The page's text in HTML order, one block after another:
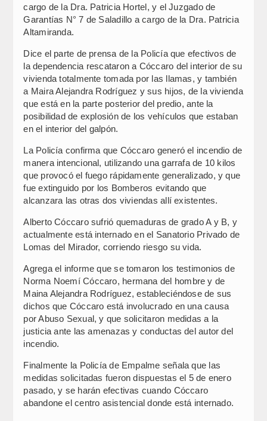
cargo de la Dra. Patricia Hortel, y el Juzgado de
Garantías N° 7 de Saladillo a cargo de la Dra. Patricia
Altamiranda.
Dice el parte de prensa de la Policía que efectivos de
la dependencia rescataron a Cóccaro del interior de su
vivienda totalmente tomada por las llamas, y también
a Maira Alejandra Rodríguez y sus hijos, de la vivienda
que está en la parte posterior del predio, ante la
posibilidad de explosión de los vehículos que estaban
en el interior del galpón.
La Policía confirma que Cóccaro generó el incendio de
manera intencional, utilizando una garrafa de 10 kilos
que provocó el fuego rápidamente generalizado, y que
fue extinguido por los Bomberos evitando que
alcanzara las otras dos viviendas allí existentes.
Alberto Cóccaro sufrió quemaduras de grado A y B, y
actualmente está internado en el Sanatorio Privado de
Lomas del Mirador, corriendo riesgo su vida.
Agrega el informe que se tomaron los testimonios de
Norma Noemí Cóccaro, hermana del hombre y de
Maina Alejandra Rodríguez, estableciéndose de sus
dichos que Cóccaro está involucrado en una causa
por Abuso Sexual, y que solicitaron medidas a la
justicia ante las amenazas y conductas del autor del
incendio.
Finalmente la Policía de Empalme señala que las
medidas solicitadas fueron dispuestas el 5 de enero
pasado, y se harán efectivas cuando Cóccaro
abandone el centro asistencial donde está internado.